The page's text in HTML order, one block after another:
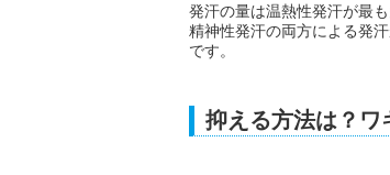
発汗の量は温熱性発汗が最
精神性発汗の両方による発
です。
抑える方法は？ワ